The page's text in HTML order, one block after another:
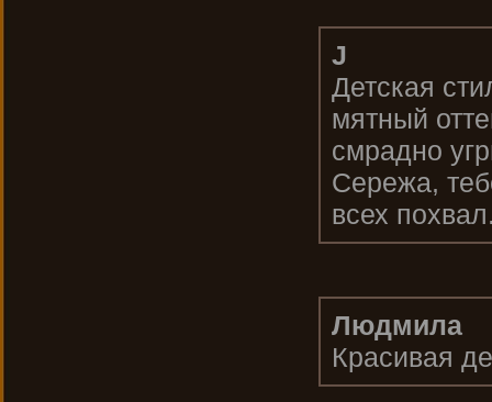
J
Детская
мятный
смрадно
Сережа,
всех
Людмила
Красивая